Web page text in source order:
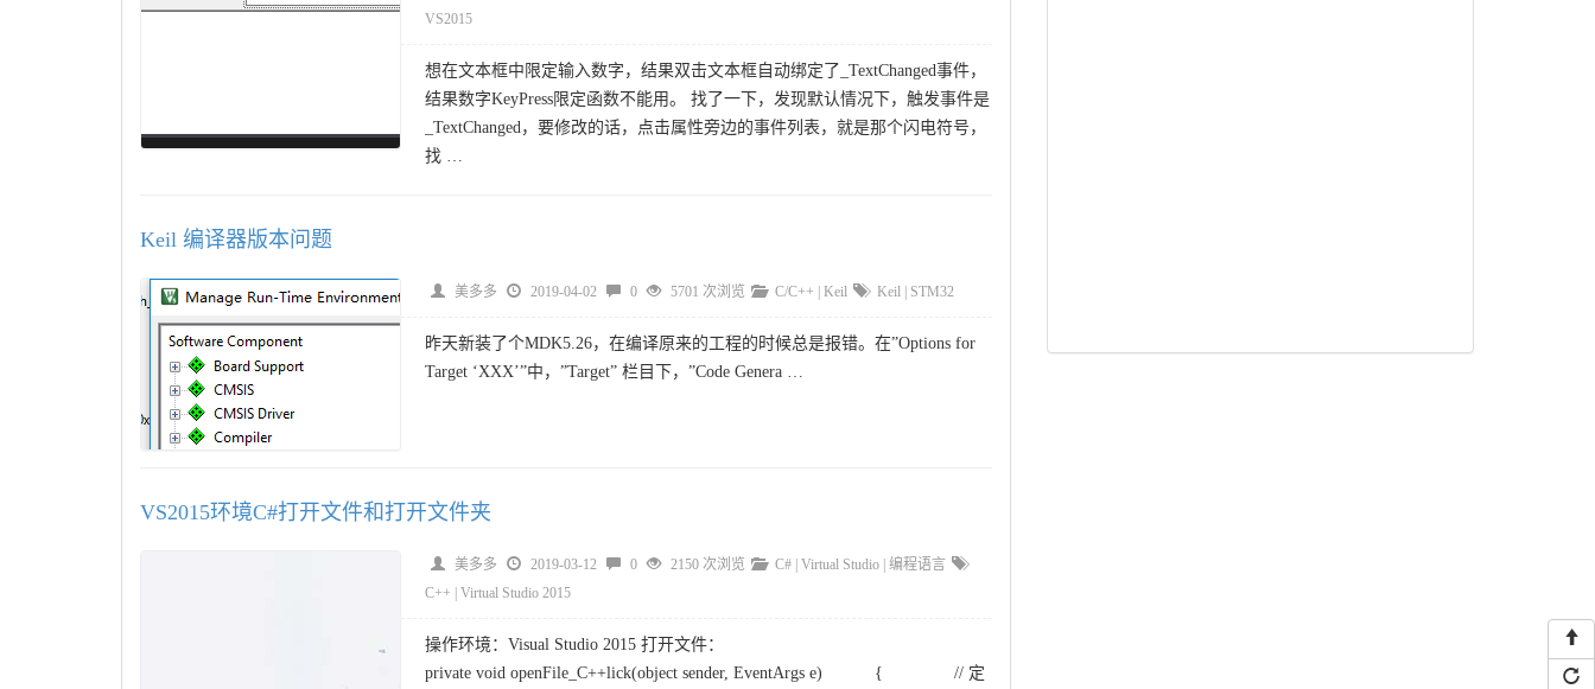
VS2015
想在文本框中限定输入数字，结果双击文本框自动绑定了_TextChanged事件，
结果数字KeyPress限定函数不能用。 找了一下，发现默认情况下，触发事件是
_TextChanged，要修改的话，点击属性旁边的事件列表，就是那个闪电符号，
找 …
Keil 编译器版本问题
美多多 2019-04-02 0 5701 次浏览 C/C++ Keil Keil STM32
昨天新装了个MDK5.26，在编译原来的工程的时候总是报错。在”Options for
Target ‘XXX’”中，”Target” 栏目下，”Code Genera …
VS2015环境C#打开文件和打开文件夹
美多多 2019-03-12 0 2150 次浏览 C# Virtual Studio 编程语言
C++
Virtual Studio 2015
操作环境：Visual Studio 2015 打开文件：
private void openFile_C++lick(object sender, EventArgs e) { // 定